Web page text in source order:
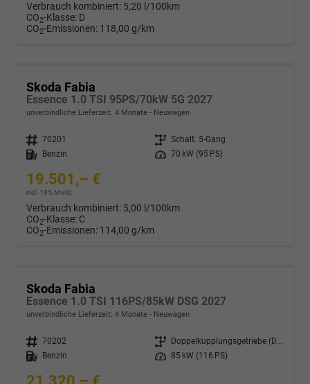
Verbrauch kombiniert: 5,20 l/100km
CO2-Klasse: D
CO2-Emissionen: 118,00 g/km
Skoda Fabia
Essence 1.0 TSI 95PS/70kW 5G 2027
unverbindliche Lieferzeit: 4 Monate Neuwagen
Fahrzeugnr. 70201 Getriebe Schalt. 5-Gang
Kraftstoff
Benzin Leistung 70 kW (95 PS)
19.501,– €
incl. 19% MwSt.
Verbrauch kombiniert: 5,00 l/100km
CO2-Klasse: C
CO2-Emissionen: 114,00 g/km
Skoda Fabia
Essence 1.0 TSI 116PS/85kW DSG 2027
unverbindliche Lieferzeit: 4 Monate Neuwagen
Fahrzeugnr. 70202 Getriebe
Doppelkupplungsgetriebe (DSG)
Kraftstoff
Benzin Leistung 85 kW (116 PS)